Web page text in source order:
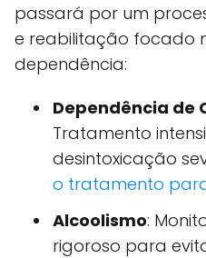
passará por um
e reabilitação focado
dependência:
Dependência de
Tratamento
desintoxicação
o tratamento
Alcoolismo:
rigoroso para